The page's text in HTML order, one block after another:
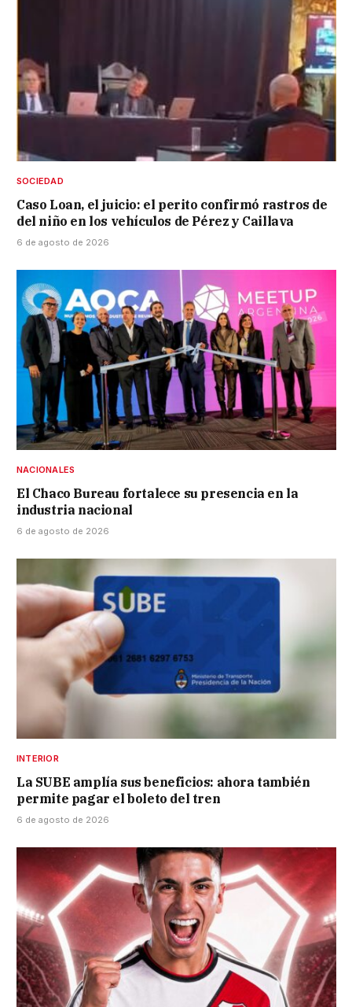
SOCIEDAD
Caso Loan, el juicio: el perito confirmó rastros de
del niño en los vehículos de Pérez y Caillava
6 de agosto de 2026
NACIONALES
El Chaco Bureau fortalece su presencia en la
industria nacional
6 de agosto de 2026
INTERIOR
La SUBE amplía sus beneficios: ahora también
permite pagar el boleto del tren
6 de agosto de 2026